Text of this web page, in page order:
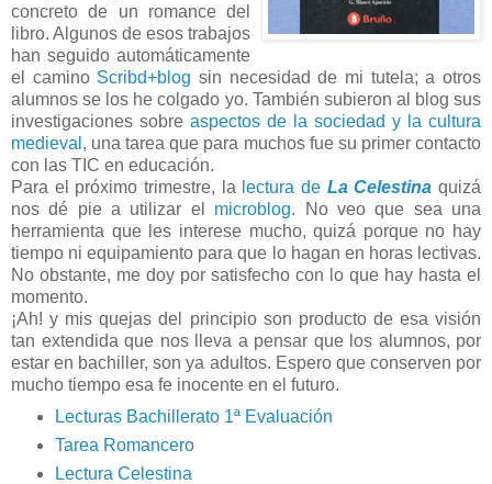
concreto de un romance del
libro. Algunos de esos trabajos
han seguido automáticamente
el camino Scribd+blog sin necesidad de mi tutela; a otros
alumnos se los he colgado yo. También subieron al blog sus
investigaciones sobre aspectos de la sociedad y la cultura
medieval , una tarea que para muchos fue su primer contacto
con las TIC en educación.
Para el próximo trimestre, la lectura de La Celestina quizá
nos dé pie a utilizar el microblog. No veo que sea una
herramienta que les interese mucho, quizá porque no hay
tiempo ni equipamiento para que lo hagan en horas lectivas.
No obstante, me doy por satisfecho con lo que hay hasta el
momento.
¡Ah! y mis quejas del principio son producto de esa visión
tan extendida que nos lleva a pensar que los alumnos, por
estar en bachiller, son ya adultos. Espero que conserven por
mucho tiempo esa fe inocente en el futuro.
Lecturas Bachillerato 1ª Evaluación
Tarea Romancero
Lectura Celestina